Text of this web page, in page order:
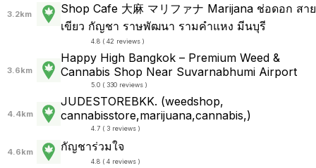
3.2km
Shop Cafe 大麻 マリファナ Marijana ช่อดอก สาย
เขียว กัญชา ราษพัฒนา รามคำแหง มีนบุรี
4.8 ( 42 reviews )
3.6km
Happy High Bangkok – Premium Weed &
Cannabis Shop Near Suvarnabhumi Airport
5.0 ( 330 reviews )
4.4km
JUDESTOREBKK. (weedshop,
cannabisstore,marijuana,cannabis,)
4.7 ( 3 reviews )
4.6km กัญชาร่วมใจ
4.8 ( 4 reviews )